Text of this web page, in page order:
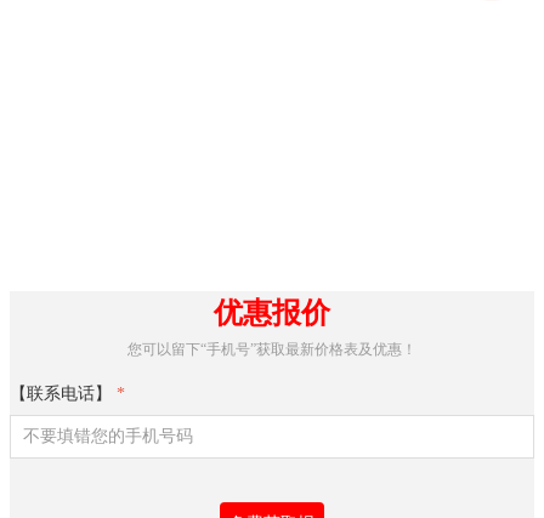
优惠报价
您可以留下“手机号”获取最新价格表及优惠！
【联系电话】 *